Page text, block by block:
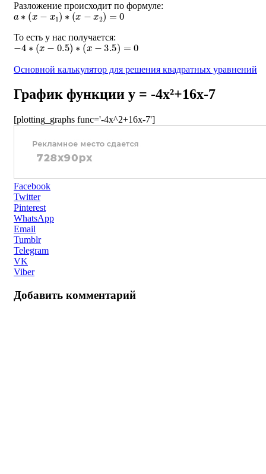
Разложение происходит по формуле:
a ∗(x−x1)∗ (x−x2)=0
То есть у нас получается:
−4∗(x−0.5)∗(x− 3.5)=0
Основной калькулятор для решения квадратных уравнений
График функции y = -4x²+16x-7
[plotting_graphs func='-4x^2+16x-7']
Facebook
Twitter
Pinterest
WhatsApp
Email
Tumblr
Telegram
VK
Viber
Добавить комментарий